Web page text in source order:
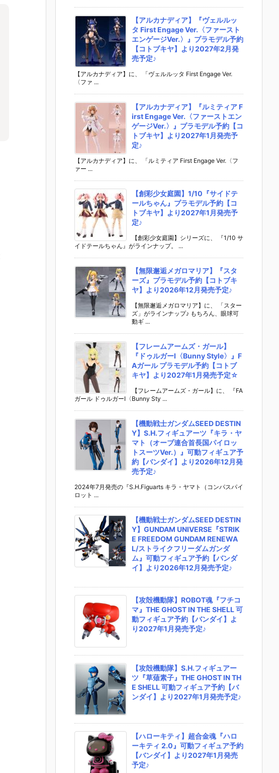
【アルカナディア】『ヴェルルッ
タ First Engage Ver.〈ファースト
エンゲージVer.〉』プラモデル予約
【コトブキヤ】より2027年2月発
売予定♪
【アルカナディア】に、 「ヴェルルッタ First Engage Ver.
〈ファ ...
【アルカナディア】『ルミティア F
irst Engage Ver.〈ファーストエン
ゲージVer.〉』プラモデル予約【コ
トブキヤ】より2027年1月発売予
定♪
【アルカナディア】に、 「ルミティア First Engage Ver.〈フ
ァー ...
【創彩少女庭園】1/10『サイドテ
ールちゃん』プラモデル予約【コ
トブキヤ】より2027年1月発売予
定♪
【創彩少女庭園】シリーズに、 『1/10 サ
イドテールちゃん』がラインナップ。 ...
【無限邂逅メガロマリア】『スタ
ーズ』プラモデル予約【コトブキ
ヤ】より2026年12月発売予定♪
【無限邂逅メガロマリア】に、 「スター
ズ」がラインナップ♪ もちろん、眼球可
動ギ ...
【フレームアームズ・ガール】
『ドゥルガーI〈Bunny Style〉』F
Aガール プラモデル予約【コトブ
キヤ】より2027年1月発売予定☆
【フレームアームズ・ガール】に、 『FA
ガール ドゥルガーI〈Bunny Sty ...
【機動戦士ガンダムSEED DESTIN
Y】S.H.フィギュアーツ『キラ・ヤ
マト（オーブ連合首長国パイロッ
トスーツVer.）』可動フィギュア予
約【バンダイ】より2026年12月発
売予定♪
2024年7月発売の『S.H.Figuarts キラ・ヤマト（コンパスパイ
ロット ...
【機動戦士ガンダムSEED DESTIN
Y】GUNDAM UNIVERSE『STRIK
E FREEDOM GUNDAM RENEWA
L/ストライクフリーダムガンダ
ム』可動フィギュア予約【バンダ
イ】より2026年12月発売予定♪
【攻殻機動隊】ROBOT魂『フチコ
マ』THE GHOST IN THE SHELL 可
動フィギュア予約【バンダイ】よ
り2027年1月発売予定♪
【攻殻機動隊】S.H.フィギュアー
ツ『草薙素子』THE GHOST IN TH
E SHELL 可動フィギュア予約【バ
ンダイ】より2027年1月発売予定♪
【ハローキティ】超合金魂『ハロ
ーキティ 2.0』可動フィギュア予約
【バンダイ】より2027年1月発売
予定♪